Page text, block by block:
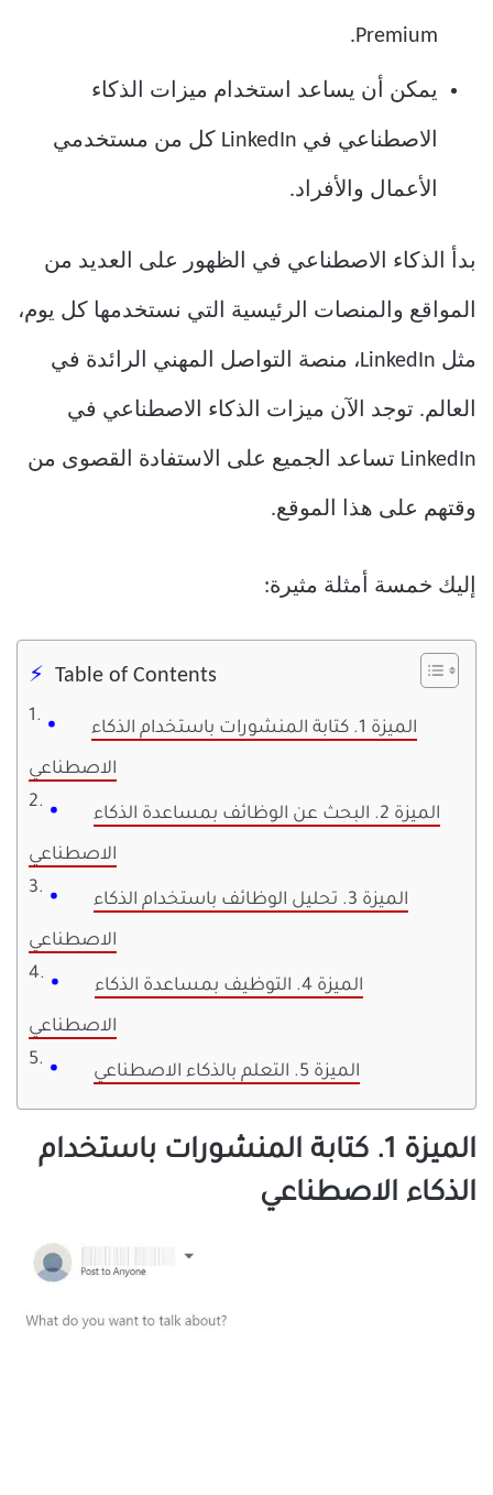
Premium.
يمكن أن يساعد استخدام ميزات الذكاء
الاصطناعي في LinkedIn كل من مستخدمي
الأعمال والأفراد.
بدأ الذكاء الاصطناعي في الظهور على العديد من
المواقع والمنصات الرئيسية التي نستخدمها كل يوم،
مثل LinkedIn، منصة التواصل المهني الرائدة في
العالم. توجد الآن ميزات الذكاء الاصطناعي في
LinkedIn تساعد الجميع على الاستفادة القصوى من
وقتهم على هذا الموقع.
إليك خمسة أمثلة مثيرة:
Table of Contents
الميزة 1. كتابة المنشورات باستخدام الذكاء
الاصطناعي
الميزة 2. البحث عن الوظائف بمساعدة الذكاء
الاصطناعي
الميزة 3. تحليل الوظائف باستخدام الذكاء
الاصطناعي
الميزة 4. التوظيف بمساعدة الذكاء
الاصطناعي
الميزة 5. التعلم بالذكاء الاصطناعي
الميزة 1. كتابة المنشورات باستخدام
الذكاء الاصطناعي